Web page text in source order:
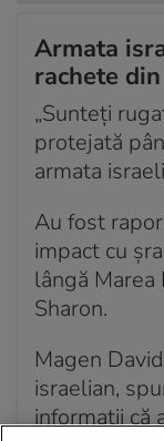
Armata
rachete
„Sunteţi
protejată
armata
Au fost
impact cu
lângă Marea
Sharon.
Magen
israelian,
informaţii că